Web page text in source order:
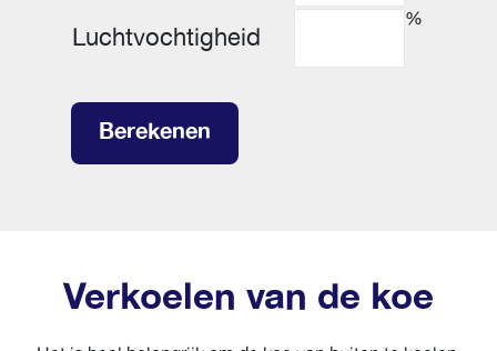
Luchtvochtigheid
%
Berekenen
Verkoelen van de koe